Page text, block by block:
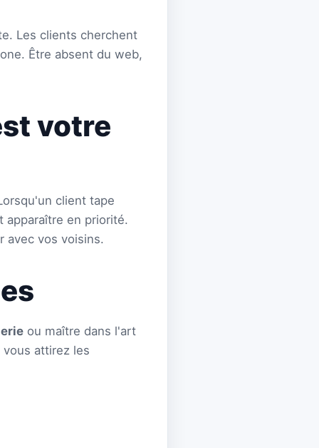
Les clients cherchent
Être absent du web,
votre
client tape
en priorité.
avec vos voisins.
ou maître dans l'art
attirez les